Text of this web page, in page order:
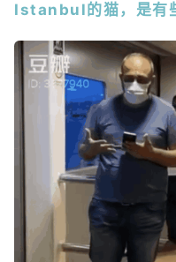
Istanbul的猫，是有